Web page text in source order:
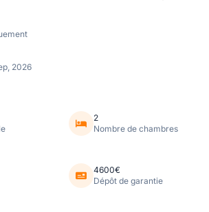
2026
2
Nombre de chambres
4600€
Dépôt de garantie